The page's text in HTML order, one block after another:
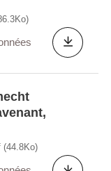
(44.8Ko)